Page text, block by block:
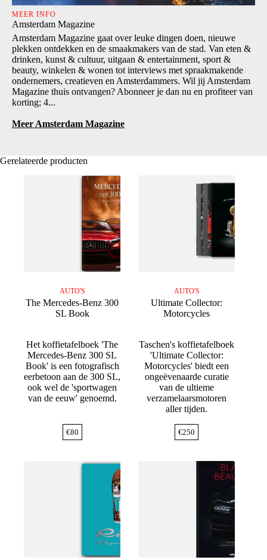
MEER INFO
Amsterdam Magazine
Amsterdam Magazine gaat over leuke dingen doen, nieuwe
plekken ontdekken en de smaakmakers van de stad. Van eten &
drinken, kunst & cultuur, uitgaan & entertainment, sport &
beauty, winkelen & wonen tot interviews met spraakmakende
ondernemers, creatieven en Amsterdammers. Wil jij Amsterdam
Magazine thuis ontvangen? Abonneer je dan nu en profiteer van
korting; 4...
Meer Amsterdam Magazine
Gerelateerde producten
AUTO'S
The Mercedes-Benz 300
SL Book
Het koffietafelboek 'The
Mercedes-Benz 300 SL
Book' is een fotografisch
eerbetoon aan de 300 SL,
ook wel de 'sportwagen
van de eeuw' genoemd.
€80
AUTO'S
Ultimate Collector:
Motorcycles
Taschen's koffietafelboek
'Ultimate Collector:
Motorcycles' biedt een
ongeëvenaarde curatie
van de ultieme
verzamelaarsmotoren
aller tijden.
€250